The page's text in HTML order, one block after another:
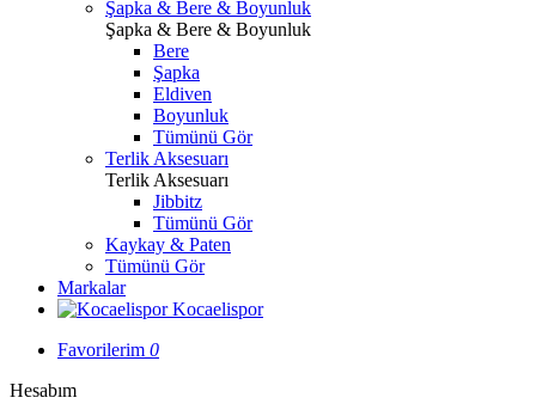
Şapka & Bere & Boyunluk
Şapka & Bere & Boyunluk
Bere
Şapka
Eldiven
Boyunluk
Tümünü Gör
Terlik Aksesuarı
Terlik Aksesuarı
Jibbitz
Tümünü Gör
Kaykay & Paten
Tümünü Gör
Markalar
Kocaelispor
Favorilerim 0
Hesabım